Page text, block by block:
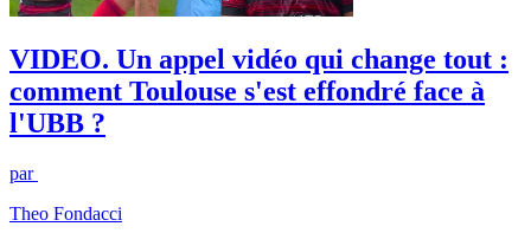
VIDEO. Un appel vidéo qui change tout :
comment Toulouse s'est effondré face à
l'UBB ?
par
Theo Fondacci